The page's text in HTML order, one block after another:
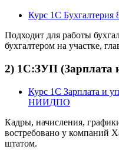
Курс 1С Бухгалтерия
Подходит для работы
бухгалтером на участке,
2) 1С:ЗУП (Зарплата
Курс 1С Зарплата и
НИИДПО
Кадры, начисления,
востребовано у
штатом.